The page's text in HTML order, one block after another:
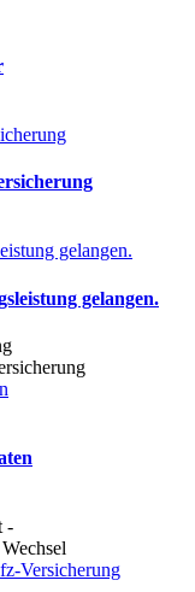
gelangen.
gelangen.
Versicherung